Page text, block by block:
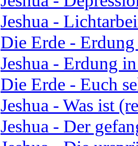
Jeshua -
Die Erde -
Jeshua - Erdung
Die Erde - Euch
Jeshua - Was ist
Jeshua - Der